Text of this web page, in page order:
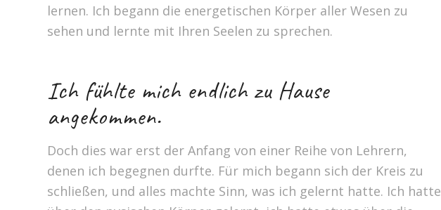
lernen. Ich begann die energetischen Körper aller Wesen zu
sehen und lernte mit Ihren Seelen zu sprechen.
Ich fühlte mich endlich zu Hause
angekommen.
Doch dies war erst der Anfang von einer Reihe von Lehrern,
denen ich begegnen durfte. Für mich begann sich der Kreis zu
schließen, und alles machte Sinn, was ich gelernt hatte. Ich hatte